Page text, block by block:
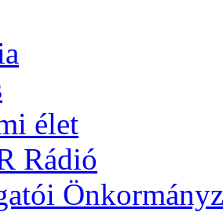
élet
Rádió